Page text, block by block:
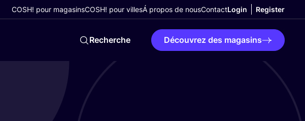
COSH! pour magasinsCOSH! pour villesÁ propos de nousContactLogin Register
Recherche Découvrez des magasins